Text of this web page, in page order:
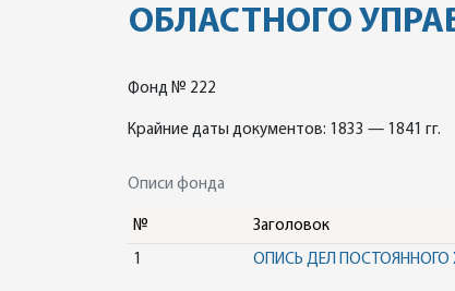
ОБЛАСТНОГО
Фонд № 222
Крайние даты документов: 1833 — 1841 гг.
Описи фонда
№ Заголовок
1 ОПИСЬ ДЕЛ ПОСТОЯННОГО